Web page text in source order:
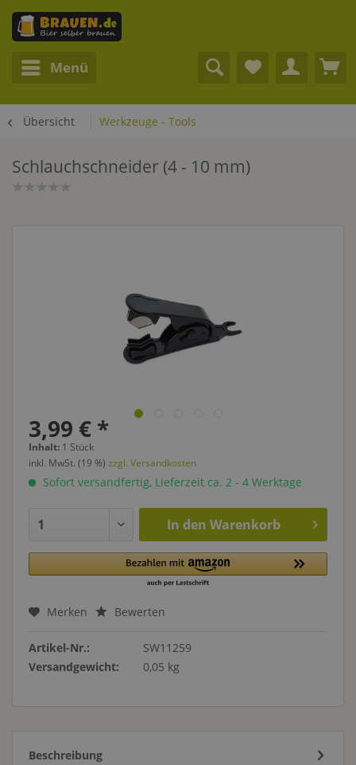
Menü
Übersicht Werkzeuge - Tools
Schlauchschneider (4 - 10 mm)
3,99 € *
Inhalt: 1 Stück
inkl. MwSt. (19 %) zzgl. Versandkosten
Sofort versandfertig, Lieferzeit ca. 2 - 4 Werktage
In den Warenkorb
Merken Bewerten
Artikel-Nr.:
SW11259
Versandgewicht:
0,05 kg
Beschreibung